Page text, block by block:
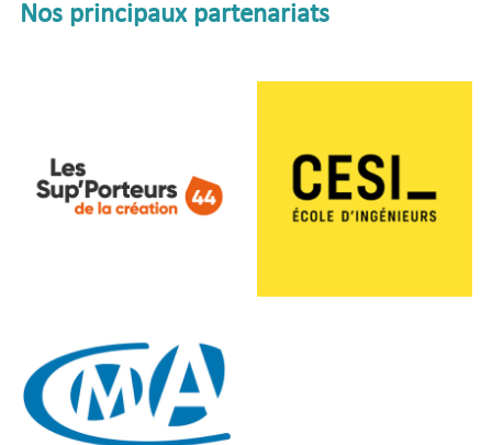
Nos principaux partenariats